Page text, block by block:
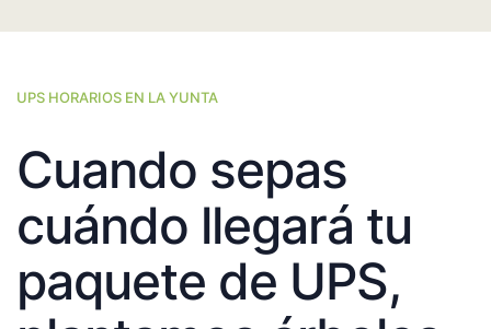
UPS HORARIOS EN LA YUNTA
Cuando sepas
cuándo llegará tu
paquete de UPS,